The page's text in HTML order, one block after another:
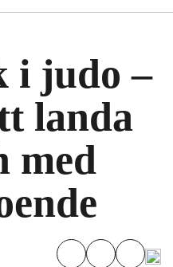
i judo –
landa
med